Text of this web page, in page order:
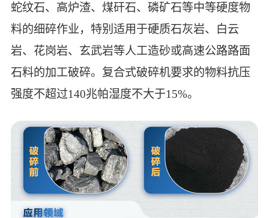
蛇纹石、高炉渣、煤矸石、磷矿石等中等硬度物
料的细碎作业，特别适用于硬质石灰岩、白云
岩、花岗岩、玄武岩等人工造砂或高速公路路面
石料的加工破碎。复合式破碎机要求的物料抗压
强度不超过140兆帕湿度不大于15%。